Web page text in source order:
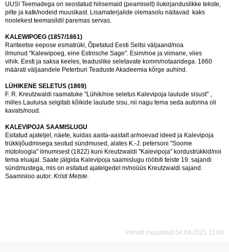
UUS! Teemadega on seostatud hilisemaid (peamiselt) ilukirjanduslikke tekste,
pilte ja katk/nodeid muusikast. Lisamaterjalide olemasolu näitavad kaks
noolekest teemasildil paremas servas.
KALEWIPOEG (1857/1861)
Rariteetse eepose esmatrüki, Õpetatud Eesti Seltsi väljaand/noa
ilmunud "Kalewipoeg, eine Estnische Sage". Esim/noe ja viimane, viies
vihik. Eesti ja saksa keeles, teaduslike seletavate komm/notaaridega. 1860
määrati väljaandele Peterburi Teaduste Akadeemia kõrge auhind.
LÜHIKENE SELETUS (1869)
F. R. Kreutzwaldi raamatuke "Lühik/noe seletus Kalevipoja laulude sisust" ,
milles Lauluisa selgitab kõikide laulude sisu, nii nagu tema seda autorina oli
kavats/noud.
KALEVIPOJA SAAMISLUGU
Esitatud ajateljel, näete, kuidas aasta-aastalt ar/noevad ideed ja Kalevipoja
trükkijõudmisega seotud sündmused, alates K.-J. petersoni "Soome
mütoloogia" ilmumisest (1822) kuni Kreutzwaldi "Kalevipoja" kordustrükkid/noi
tema eluajal. Saate jälgida Kalevipoja saamislugu rööbiti teiste 19. sajandi
sündmustega, mis on esitatud ajatelgedel m/noüüs Kreutzwaldi sajand.
Saamisloo autor: Kristi Metste.
Viimati muudetud 04.04.2021 11:04